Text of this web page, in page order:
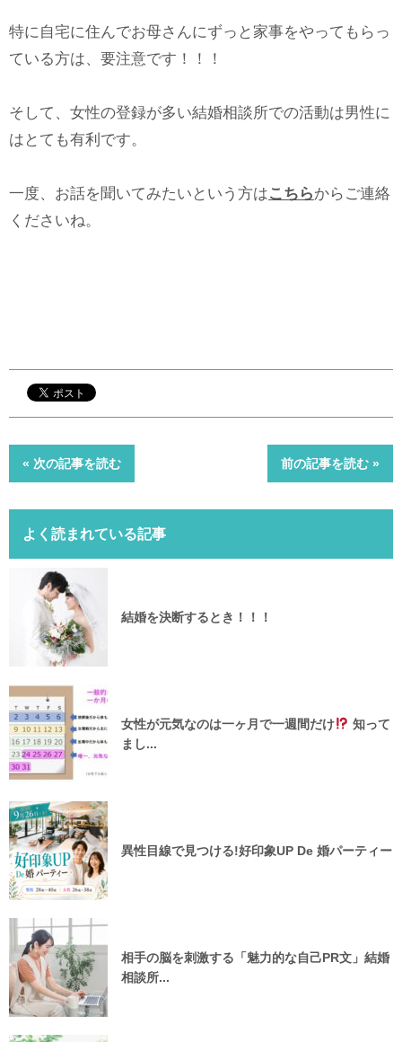
特に自宅に住んでお母さんにずっと家事をやってもらっ
ている方は、要注意です！！！
そして、女性の登録が多い結婚相談所での活動は男性に
はとても有利です。
一度、お話を聞いてみたいという方はこちらからご連絡
くださいね。
« 次の記事を読む 前の記事を読む »
よく読まれている記事
結婚を決断するとき！！！
女性が元気なのは一ヶ月で一週間だけ
知って
まし...
異性目線で見つける!好印象UP De 婚パーティー
相手の脳を刺激する「魅力的な自己PR文」結婚
相談所...